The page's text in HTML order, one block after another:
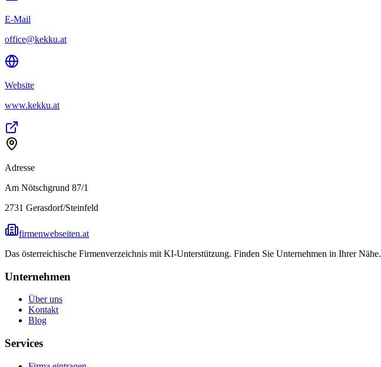
E-Mail
office@kekku.at
Website
www.kekku.at
Adresse
Am Nötschgrund 87/1
2731 Gerasdorf/Steinfeld
firmenwebseiten.at
Das österreichische Firmenverzeichnis mit KI-Unterstützung. Finden Sie Unternehmen in Ihrer Nähe.
Unternehmen
Über uns
Kontakt
Blog
Services